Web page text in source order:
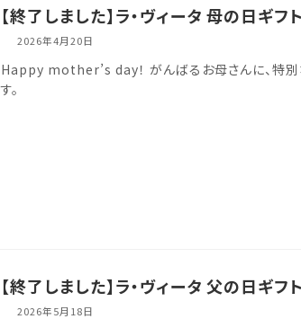
【終了しました】ラ・ヴィータ 母の日ギ
2026年4月20日
Happy mother’s day！ がんばるお母さんに、特
す。
【終了しました】ラ・ヴィータ 父の日ギ
2026年5月18日